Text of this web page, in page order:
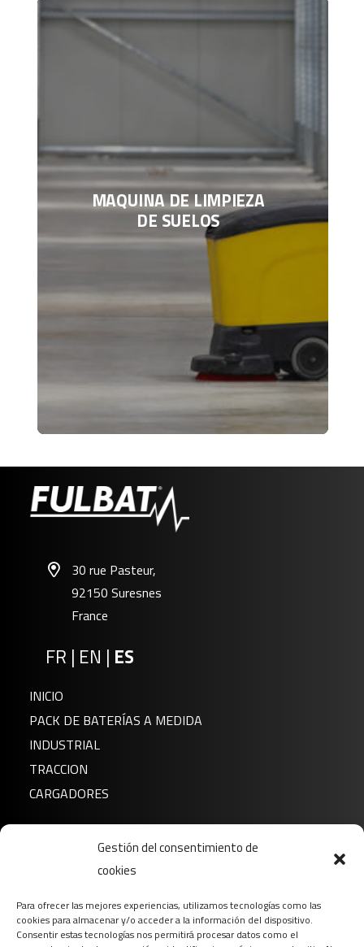
Gestión del consentimiento de
cookies
Para ofrecer las mejores experiencias, utilizamos tecnologías como las
cookies para almacenar y/o acceder a la información del dispositivo.
Consentir estas tecnologías nos permitirá procesar datos como el
MAQUINA DE LIMPIEZA
DE SUELOS
30 rue Pasteur,
92150 Suresnes
France
FR | EN | ES
INICIO
PACK DE BATERÍAS A MEDIDA
INDUSTRIAL
TRACCION
CARGADORES
Descargar
Contacto